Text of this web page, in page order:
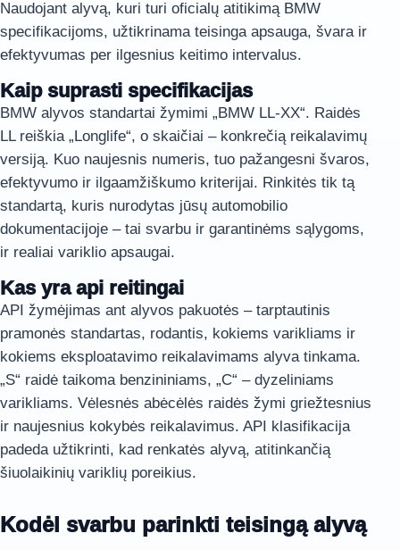
Naudojant alyvą, kuri turi oficialų atitikimą BMW
specifikacijoms, užtikrinama teisinga apsauga, švara ir
efektyvumas per ilgesnius keitimo intervalus.
Kaip suprasti specifikacijas
BMW alyvos standartai žymimi „BMW LL-XX“. Raidės
LL reiškia „Longlife“, o skaičiai – konkrečią reikalavimų
versiją. Kuo naujesnis numeris, tuo pažangesni švaros,
efektyvumo ir ilgaamžiškumo kriterijai. Rinkitės tik tą
standartą, kuris nurodytas jūsų automobilio
dokumentacijoje – tai svarbu ir garantinėms sąlygoms,
ir realiai variklio apsaugai.
Kas yra api reitingai
API žymėjimas ant alyvos pakuotės – tarptautinis
pramonės standartas, rodantis, kokiems varikliams ir
kokiems eksploatavimo reikalavimams alyva tinkama.
„S“ raidė taikoma benzininiams, „C“ – dyzeliniams
varikliams. Vėlesnės abėcėlės raidės žymi griežtesnius
ir naujesnius kokybės reikalavimus. API klasifikacija
padeda užtikrinti, kad renkatės alyvą, atitinkančią
šiuolaikinių variklių poreikius.
Kodėl svarbu parinkti teisingą alyvą